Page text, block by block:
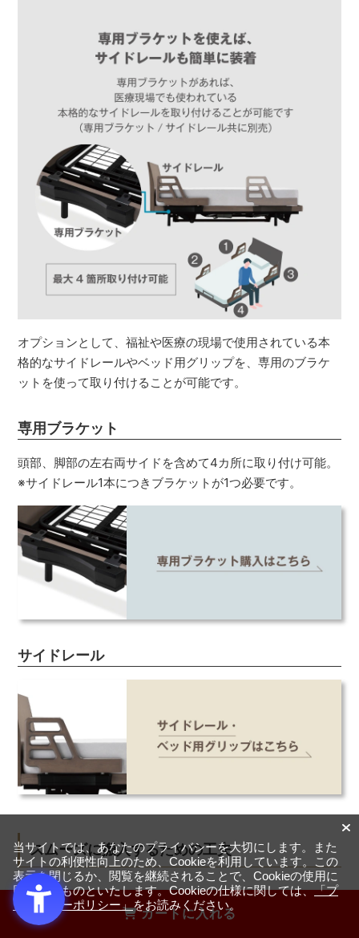
カートに入れる
オプションとして、福祉や医療の現場で使用されている本
格的なサイドレールやベッド用グリップを、専用のブラケ
ットを使って取り付けることが可能です。
専用ブラケット
頭部、脚部の左右両サイドを含めて4カ所に取り付け可能。
※サイドレール1本につきブラケットが1つ必要です。
サイドレール
スムーズに搬入するための工夫
当サイトでは、あなたのプライバシーを大切にします。また
サイトの利便性向上のため、Cookieを利用しています。この
表示を閉じるか、閲覧を継続されることで、Cookieの使用に
同意するものといたします。Cookieの仕様に関しては、「プ
ライバシーポリシー」をお読みください。